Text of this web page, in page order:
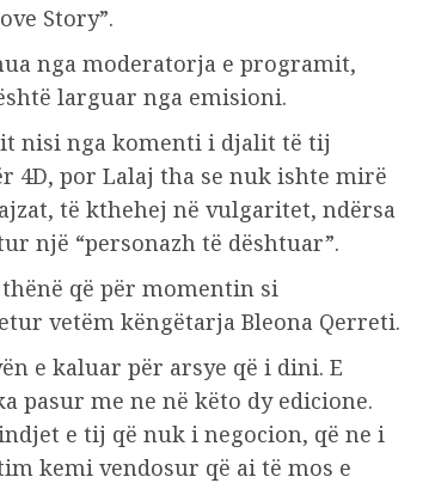
Story”.
nga moderatorja e programit,
larguar nga emisioni.
nisi nga komenti i djalit të tij
4D, por Lalaj tha se nuk ishte mirë
të kthehej në vulgaritet, ndërsa
një “personazh të dështuar”.
që për momentin si
vetëm këngëtarja Bleona Qerreti.
e kaluar për arsye që i dini. E
pasur me ne në këto dy edicione.
e tij që nuk i negocion, që ne i
kemi vendosur që ai të mos e